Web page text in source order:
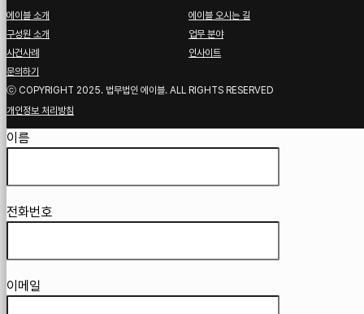
에이블 소개
에이블 오시는 길
구성원 소개
업무 분야
사건사례
인사이트
문의하기
ⓒ COPYRIGHT 2025. 법무법인 에이블. ALL RIGHTS RESERVED
개인정보 처리방침
이름
전화번호
이메일
Guardian